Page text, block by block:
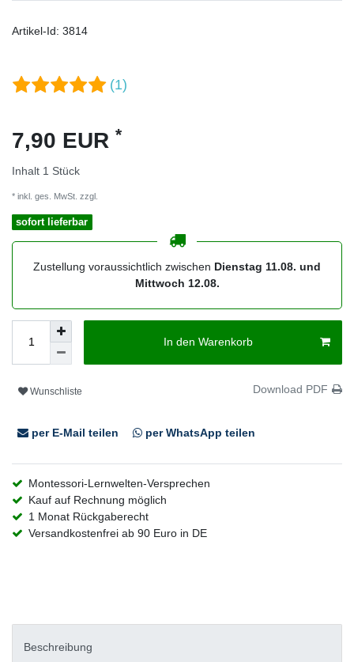
Artikel-Id: 3814
(1)
7,90 EUR *
Inhalt 1 Stück
* inkl. ges. MwSt. zzgl.
sofort lieferbar
Zustellung voraussichtlich zwischen Dienstag 11.08. und
Mittwoch 12.08.
In den Warenkorb
Wunschliste Download PDF
per E-Mail teilen per WhatsApp teilen
Montessori-Lernwelten-Versprechen
Kauf auf Rechnung möglich
1 Monat Rückgaberecht
Versandkostenfrei ab 90 Euro in DE
Beschreibung